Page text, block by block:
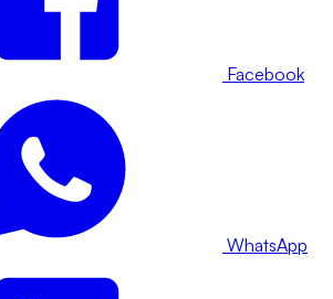
Facebook
WhatsApp